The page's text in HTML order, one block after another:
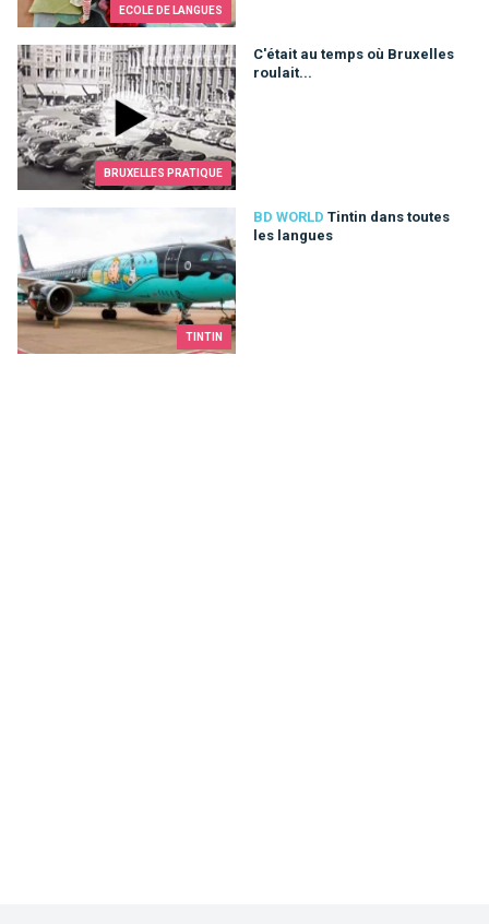
ECOLE DE LANGUES
BRUXELLES PRATIQUE
C'était au temps où Bruxelles
roulait...
C'était au temps où Bruxelles roulait...
TINTIN
BD WORLD Tintin dans toutes
les langues